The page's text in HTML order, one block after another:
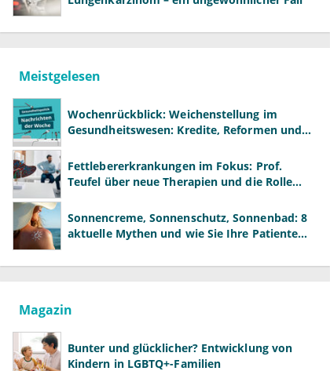
Meistgelesen
Wochenrückblick: Weichenstellung im
Gesundheitswesen: Kredite, Reformen und
Fettlebererkrankungen im Fokus: Prof.
Teufel über neue Therapien und die Rolle
Sonnencreme, Sonnenschutz, Sonnenbad: 8
aktuelle Mythen und wie Sie Ihre Patienten
Magazin
Bunter und glücklicher? Entwicklung von
Kindern in LGBTQ+-Familien